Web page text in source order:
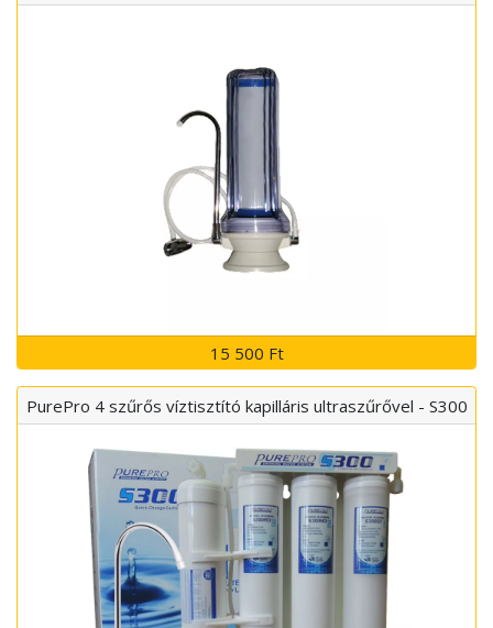
15 500 Ft
PurePro 4 szűrős víztisztító kapilláris ultraszűrővel - S300